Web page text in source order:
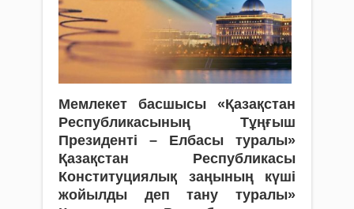
Мемлекет басшысы «Қазақстан
Республикасының Тұңғыш
Президенті – Елбасы туралы»
Қазақстан Республикасы
Конституциялық заңының күшi
жойылды деп тану туралы»